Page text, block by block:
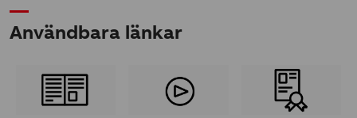
Användbara länkar